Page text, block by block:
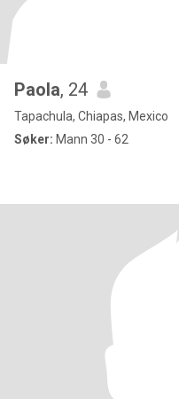
Paola, 24
Tapachula, Chiapas, Mexico
Søker: Mann 30 - 62